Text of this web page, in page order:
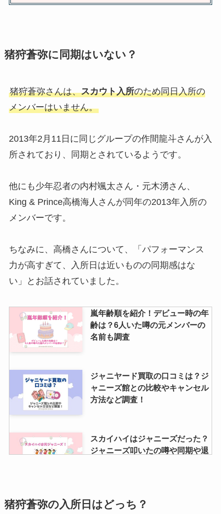
時の年齢順は？
猪狩蒼弥に同期はいない？
猪狩蒼弥さんは、スカウト入所のため同日入所の
メンバーはいません。
2013年2月11日に同じグループの作間龍斗さんが入
所されており、同期とされているようです。
他にも少年忍者の内村颯太さん・元木湧さん、
King & Prince高橋海人さんが同年の2013年入所の
メンバーです。
ちなみに、高橋さんについて、「パフォーマンス
力が高すぎて、入所日は近いものの同期感はな
い」とお話されていました。
嵐年齢順を紹介！デビュー時の年
齢は？6人いた噂の元メンバーの
名前も調査
ジャニヤード買取の口コミは？ジ
ャニーズ館との比較やキャンセル
方法など調査！
スカイハイはジャニーズだった？
ジャニーズ叩いたの噂や同期や退
スノスト人気逆転はなぜ？その理
猪狩蒼弥の入所日はどっち？